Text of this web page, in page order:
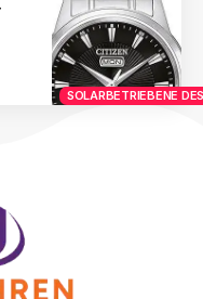
SOLARBETRIEBENE